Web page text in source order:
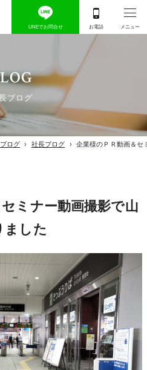
ブログ
ログ › 社長ブログ › 企業様のＰＲ動画＆セ
ミナー動画撮影で山
ました